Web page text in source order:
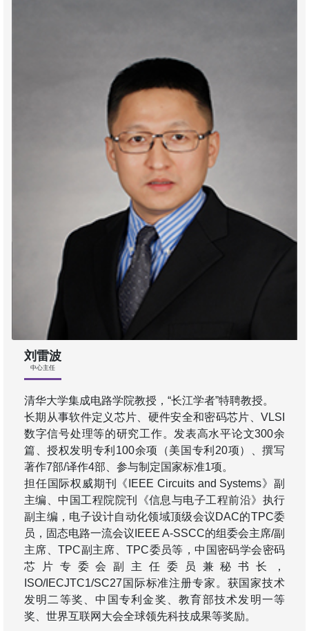
刘雷波
中心主任
清华大学集成电路学院教授，“长江学者”特聘教授。
长期从事软件定义芯片、硬件安全和密码芯片、VLSI
数字信号处理等的研究工作。发表高水平论文300余
篇、授权发明专利100余项（美国专利20项）、撰写
著作7部/译作4部、参与制定国家标准1项。
担任国际权威期刊《IEEE Circuits and Systems》副
主编、中国工程院院刊《信息与电子工程前沿》执行
副主编，电子设计自动化领域顶级会议DAC的TPC委
员，固态电路一流会议IEEE A-SSCC的组委会主席/副
主席、TPC副主席、TPC委员等，中国密码学会密码
芯片专委会副主任委员兼秘书长，
ISO/IECJTC1/SC27国际标准注册专家。获国家技术
发明二等奖、中国专利金奖、教育部技术发明一等
奖、世界互联网大会全球领先科技成果等奖励。